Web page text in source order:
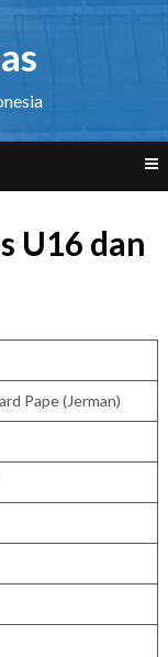
U16 dan
Pape (Jerman)